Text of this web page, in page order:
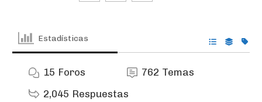
Estadísticas
15 Foros 762 Temas
2,045 Respuestas